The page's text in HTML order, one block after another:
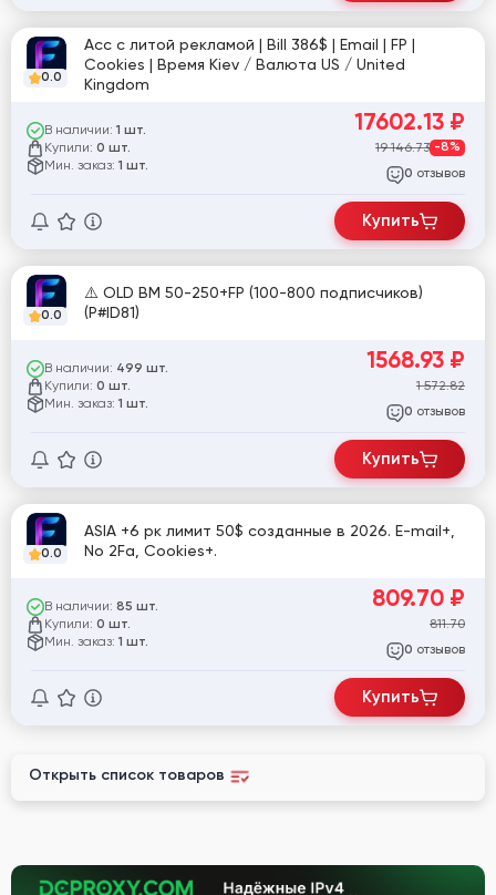
0.0
Acc с литой рекламой | Bill 386$ | Email | FP |
Cookies | Время Kiev / Валюта US / United
Kingdom
В наличии: 1 шт.
Купили: 0 шт.
Мин. заказ: 1 шт.
17602.13 ₽
19 146.73 -8%
0 отзывов
Купить
0.0
⚠️ OLD BM 50-250+FP (100-800 подписчиков)
(P#ID81)
В наличии: 499 шт.
Купили: 0 шт.
Мин. заказ: 1 шт.
1568.93 ₽
1 572.82
0 отзывов
Купить
0.0
ASIA +6 рк лимит 50$ созданные в 2026. E-mail+,
No 2Fa, Cookies+.
В наличии: 85 шт.
Купили: 0 шт.
Мин. заказ: 1 шт.
809.70 ₽
811.70
0 отзывов
Купить
Открыть список товаров